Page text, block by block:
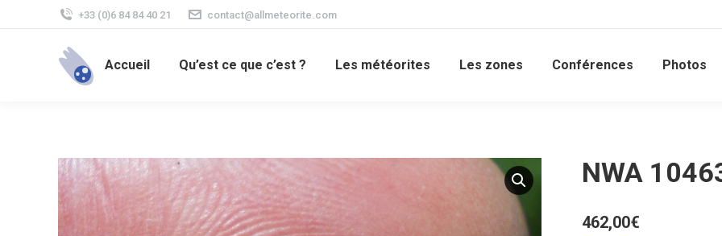
+33 (0)6 84 84 40 21 contact@allmeteorite.com
Accueil Qu’est ce que c’est ? Les météorites Les zones Conférences Photos
NWA
462,00€